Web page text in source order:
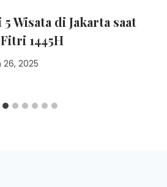
Wisata di Jakarta saat
1445H
26, 2025